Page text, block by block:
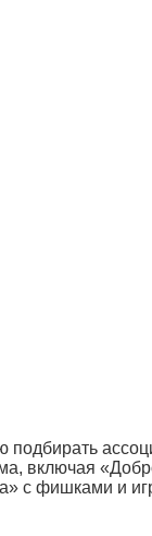
подбирать
включая
с фишками и